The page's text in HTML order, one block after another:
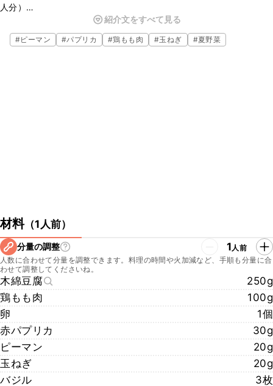
人分）
ご飯をお豆腐で代用し、バジルの香りが爽やかなガパオ風にしまし
た。ご飯1杯（約150g）は55g程の糖質がありますので糖質を大きく
抑えられます。また、甘辛い味付けは糖質が多くなりがちですが調味
紹介文をすべて見る
#ピーマン #パプリカ #鶏もも肉 #玉ねぎ #夏野菜
材料（1人前）
分量の調整 1人前
人数に合わせて分量を調整できます。料理の時間や火加減など、手順も分量に合
わせて調整してくださいね。
木綿豆腐
250g
鶏もも肉
100g
卵
1個
赤パプリカ
30g
ピーマン
20g
玉ねぎ
20g
バジル
3枚